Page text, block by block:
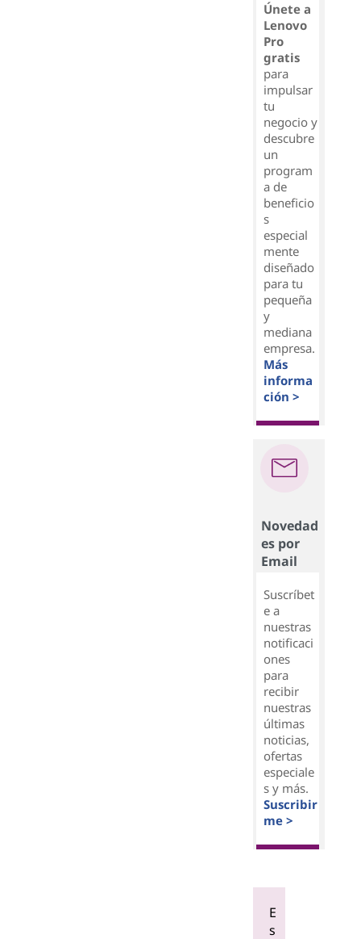
Únete a
Lenovo
Pro
gratis
para
impulsar
tu
negocio y
descubre
un
program
a de
beneficio
s
especial
mente
diseñado
para tu
pequeña
y
mediana
empresa.
Más
informa
ción >
Novedad
es por
Email
Suscríbet
e a
nuestras
notificaci
ones
para
recibir
nuestras
últimas
noticias,
ofertas
especiale
s y más.
Suscribir
me >
E
s